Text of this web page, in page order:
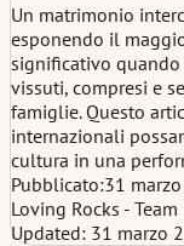
Un matrimonio
esponendo il
significativo
vissuti, compresi e
famiglie. Questo
internazionali
cultura in una
Pubblicato:31
Loving Rocks - Team
Updated: 31 marzo